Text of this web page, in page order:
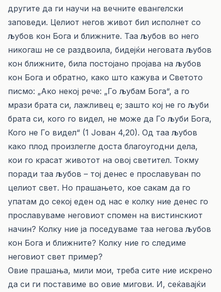
другите да ги научи на вечните евангелски
заповеди. Целиот негов живот бил исполнет со
љубов кон Бога и ближните. Таа љубов во него
никогаш не се раздвоила, бидејќи неговата љубов
кон ближните, била постојано пројава на љубов
кон Бога и обратно, како што кажува и Светото
писмо: „Ако некој рече: „Го љубам Бога“, а го
мрази брата си, лажливец е; зашто кој не го љуби
брата си, кого го видел, не може да Го љуби Бога,
Кого не Го видел“ (1 Јован 4,20). Од таа љубов
како плод произлегле доста благоугодни дела,
кои го красат животот на овој светител. Токму
поради таа љубов – тој денес е прославуван по
целиот свет. Но прашањето, кое сакам да го
упатам до секој еден од нас е колку ние денес го
прославуваме неговиот спомен на вистинскиот
начин? Колку ние ја поседуваме таа негова љубов
кон Бога и ближните? Колку ние го следиме
неговиот свет пример?
Овие прашања, мили мои, треба сите ние искрено
да си ги поставиме во овие мигови. И, сеќавајќи